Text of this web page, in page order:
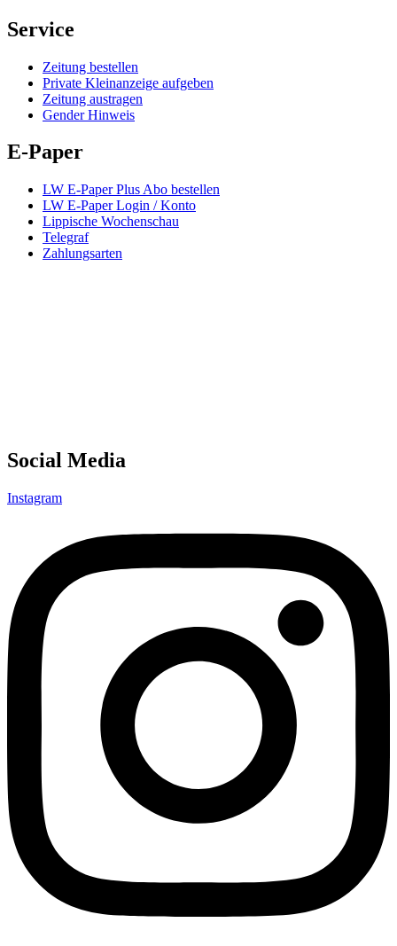
Service
Zeitung bestellen
Private Kleinanzeige aufgeben
Zeitung austragen
Gender Hinweis
E-Paper
LW E-Paper Plus Abo bestellen
LW E-Paper Login / Konto
Lippische Wochenschau
Telegraf
Zahlungsarten
Social Media
Instagram